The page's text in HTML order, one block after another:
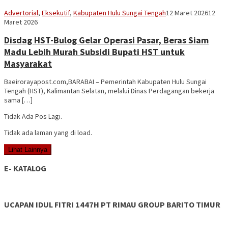
Advertorial, Eksekutif, Kabupaten Hulu Sungai TengahVananta
12 Maret 202612
Maret 2026
Disdag HST-Bulog Gelar Operasi Pasar, Beras Siam
Madu Lebih Murah Subsidi Bupati HST untuk
Masyarakat
Baeirorayapost.com,BARABAI – Pemerintah Kabupaten Hulu Sungai
Tengah (HST), Kalimantan Selatan, melalui Dinas Perdagangan bekerja
sama […]
Tidak Ada Pos Lagi.
Tidak ada laman yang di load.
Lihat Lainnya
E- KATALOG
UCAPAN IDUL FITRI 1447H PT RIMAU GROUP BARITO TIMUR